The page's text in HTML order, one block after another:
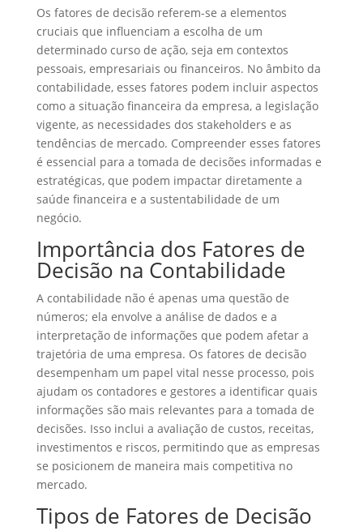
Os fatores de decisão referem-se a elementos
cruciais que influenciam a escolha de um
determinado curso de ação, seja em contextos
pessoais, empresariais ou financeiros. No âmbito da
contabilidade, esses fatores podem incluir aspectos
como a situação financeira da empresa, a legislação
vigente, as necessidades dos stakeholders e as
tendências de mercado. Compreender esses fatores
é essencial para a tomada de decisões informadas e
estratégicas, que podem impactar diretamente a
saúde financeira e a sustentabilidade de um
negócio.
Importância dos Fatores de
Decisão na Contabilidade
A contabilidade não é apenas uma questão de
números; ela envolve a análise de dados e a
interpretação de informações que podem afetar a
trajetória de uma empresa. Os fatores de decisão
desempenham um papel vital nesse processo, pois
ajudam os contadores e gestores a identificar quais
informações são mais relevantes para a tomada de
decisões. Isso inclui a avaliação de custos, receitas,
investimentos e riscos, permitindo que as empresas
se posicionem de maneira mais competitiva no
mercado.
Tipos de Fatores de Decisão